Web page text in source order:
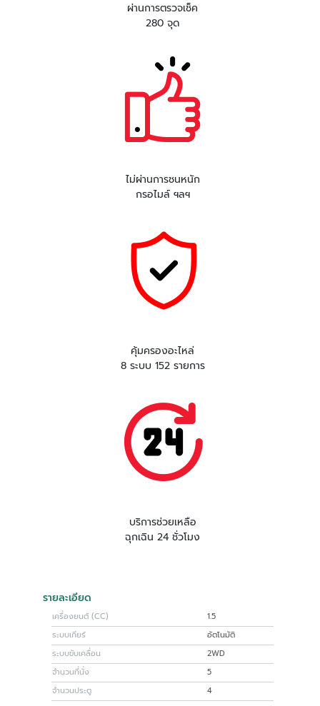
ผ่านการตรวจเช็ค
280 จุด
ไม่ผ่านการชนหนัก
กรอไมล์ ฯลฯ
คุ้มครองอะไหล่
8 ระบบ 152 รายการ
บริการช่วยเหลือ
ฉุกเฉิน 24 ชั่วโมง
รายละเอียด
เครื่องยนต์ (CC)
1.5
ระบบเกียร์
อัตโนมัติ
ระบบขับเคลื่อน
2WD
จำนวนที่นั่ง
5
จำนวนประตู
4